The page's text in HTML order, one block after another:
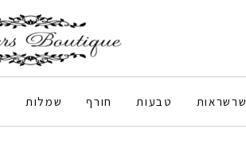
שרשראות טבעות חורף שמלות